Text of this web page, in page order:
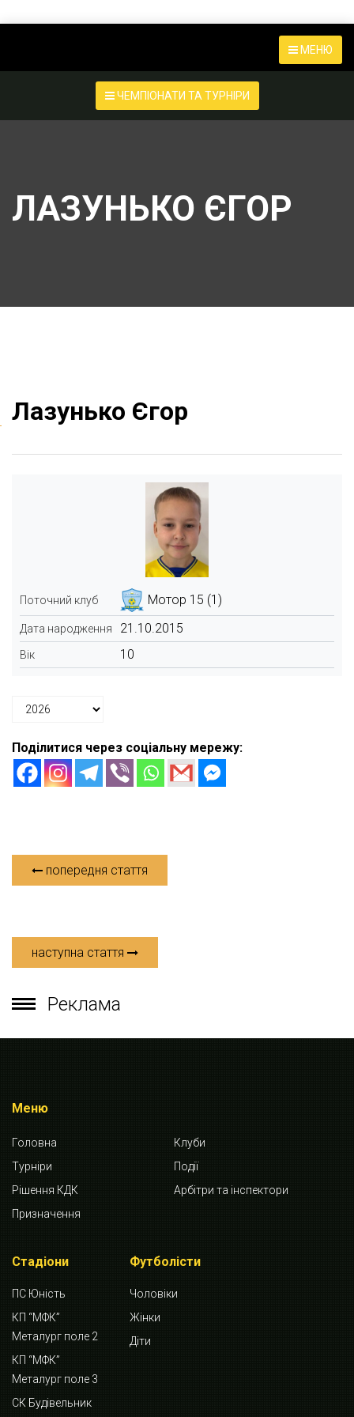
МЕНЮ
ЧЕМПІОНАТИ ТА ТУРНІРИ
ЛАЗУНЬКО ЄГОР
Лазунько Єгор
Поточний клуб Мотор 15 (1)
Дата народження 21.10.2015
Вік 10
Поділитися через соціальну мережу:
попередня стаття
наступна стаття
Реклама
Меню
Головна
Клуби
Турніри
Події
Рішення КДК
Арбітри та інспектори
Призначення
Стадіони
ПС Юність
КП “МФК”
Металург поле 2
КП “МФК”
Металург поле 3
СК Будівельник
Футболісти
Чоловіки
Жінки
Діти